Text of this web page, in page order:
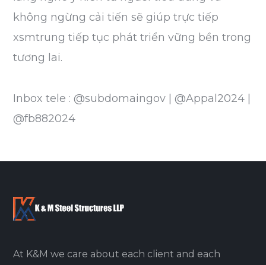
không ngừng cải tiến sẽ giúp trực tiếp
xsmtrung tiếp tục phát triển vững bền trong
tương lai.
Inbox tele : @subdomaingov | @Appal2024 |
@fb882024
At K&M we care about each client and each